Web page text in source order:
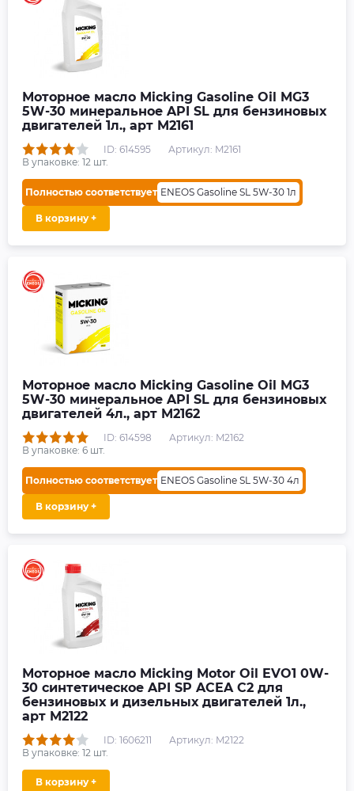
Моторное масло Micking Gasoline Oil MG3
5W-30 минеральное API SL для бензиновых
двигателей 1л., арт M2161
ID: 614595
Артикул: M2161
В упаковке: 12 шт.
Полностью соответствует ENEOS Gasoline SL 5W-30 1л
В корзину +
Моторное масло Micking Gasoline Oil MG3
5W-30 минеральное API SL для бензиновых
двигателей 4л., арт M2162
ID: 614598
Артикул: M2162
В упаковке: 6 шт.
Полностью соответствует ENEOS Gasoline SL 5W-30 4л
В корзину +
Моторное масло Micking Motor Oil EVO1 0W-
30 синтетическое API SP ACEA C2 для
бензиновых и дизельных двигателей 1л.,
арт M2122
ID: 1606211
Артикул: M2122
В упаковке: 12 шт.
В корзину +